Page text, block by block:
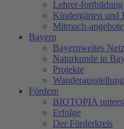
Lehrer-fortbildung
Kindergärten und
Mitmach-angebote
Bayern
Bayernweites
Naturkunde in
Projekte
Fördern
BIOTOPIA
Erfolge
Der Förderkreis